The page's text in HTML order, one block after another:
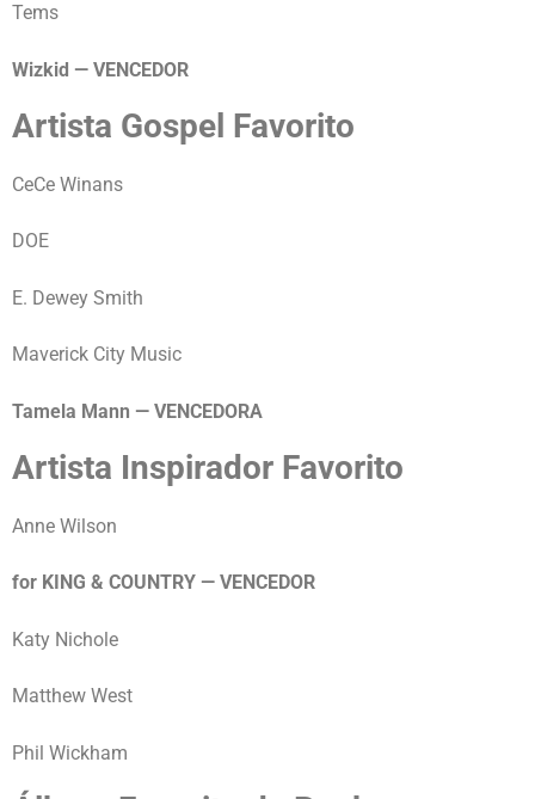
Tems
Wizkid — VENCEDOR
Artista Gospel Favorito
CeCe Winans
DOE
E. Dewey Smith
Maverick City Music
Tamela Mann — VENCEDORA
Artista Inspirador Favorito
Anne Wilson
for KING & COUNTRY — VENCEDOR
Katy Nichole
Matthew West
Phil Wickham